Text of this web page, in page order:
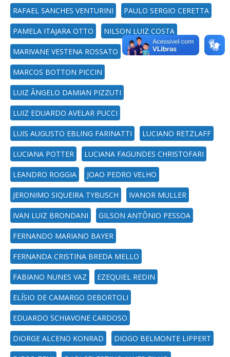
RAFAEL SANCHES VENTURINI PAULO SERGIO CERETTA
PAMELA ITAJARA OTTO NILSON LUIZ COSTA
MARIVANE VESTENA ROSSATO
MARCOS BOTTON PICCIN
LUIZ ÂNGELO DAMIAN PIZZUTI
LUIZ EDUARDO AVELAR PUCCI
LUIS AUGUSTO EBLING FARINATTI LUCIANO RETZLAFF
LUCIANA POTTER LUCIANA FAGUNDES CHRISTOFARI
LEANDRO ROGGIA JOAO PEDRO VELHO
JERONIMO SIQUEIRA TYBUSCH IVANOR MULLER
IVAN LUIZ BRONDANI GILSON ANTÔNIO PESSOA
FERNANDO MARIANO BAYER
FERNANDA CRISTINA BREDA MELLO
FABIANO NUNES VAZ EZEQUIEL REDIN
ELÍSIO DE CAMARGO DEBORTOLI
EDUARDO SCHIAVONE CARDOSO
DIORGE ALCENO KONRAD DIOGO BELMONTE LIPPERT